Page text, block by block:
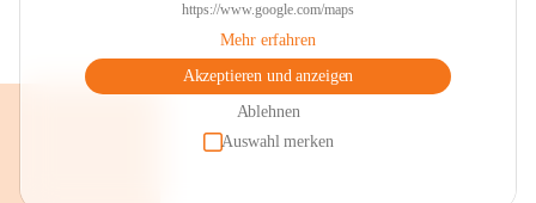
https://www.google.com/maps
Mehr erfahren
Akzeptieren und anzeigen
Ablehnen
Auswahl merken